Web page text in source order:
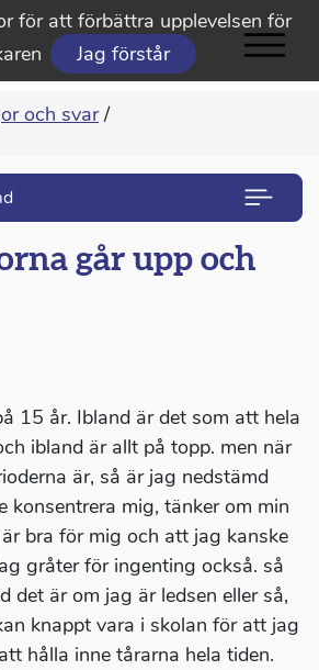
för att förbättra upplevelsen för
Jag förstår
och svar /
går upp och
15 år. Ibland är det som att hela
ibland är allt på topp. men när
är, så är jag nedstämd
konsentrera mig, tänker om min
bra för mig och att jag kanske
gråter för ingenting också. så
det är om jag är ledsen eller så,
knappt vara i skolan för att jag
hålla inne tårarna hela tiden.